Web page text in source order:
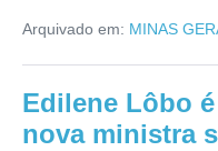
Arquivado em: MINAS
Edilene Lôbo
nova ministra